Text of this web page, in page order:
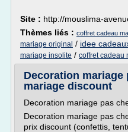
Site : http://mouslima-
Thèmes liés : coffret cadeau
mariage original / idee
mariage insolite / coffret cadeau
Decoration mariage
mariage discount
Decoration mariage pas
Decoration mariage pas
prix discount (confettis,